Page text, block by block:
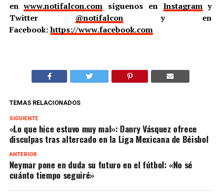
enwww.notifalcon.com síguenos en Instagramy
Twitter @notifalcony en
Facebook:https://www.facebook.com
TEMAS RELACIONADOS
SIGUIENTE
«Lo que hice estuvo muy mal»: Danry Vásquez ofrece
disculpas tras altercado en la Liga Mexicana de Béisbol
ANTERIOR
Neymar pone en duda su futuro en el fútbol: «No sé
cuánto tiempo seguiré»